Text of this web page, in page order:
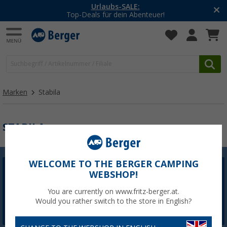
Urlaubs-SALE:
Top-Deals für dein Abenteuer!
Marken Stabila
STABILA
Berger Newsletter
5,- € Willkommensgutschein sichern
WELCOME TO THE BERGER CAMPING
WEBSHOP!
You are currently on www.fritz-berger.at.
Would you rather switch to the store in English?